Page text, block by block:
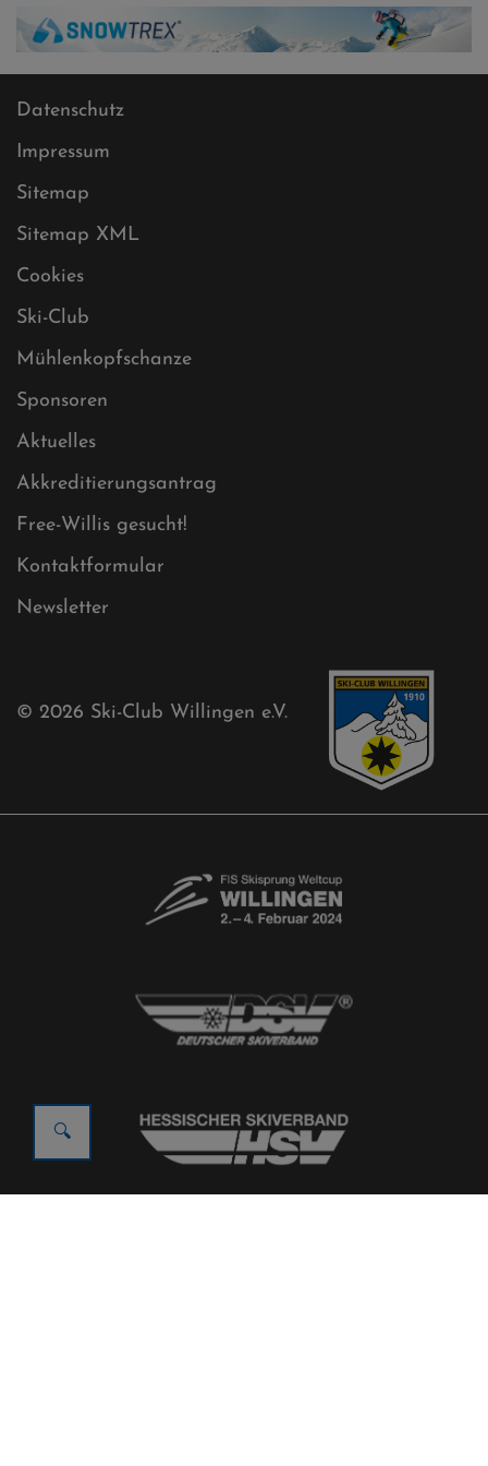
Datenschutz
Impressum
Sitemap
Sitemap XML
Cookies
Ski-Club
Mühlenkopfschanze
Sponsoren
Aktuelles
Akkreditierungsantrag
Free-Willis gesucht!
Kontaktformular
Newsletter
© 2026 Ski-Club Willingen e.V.